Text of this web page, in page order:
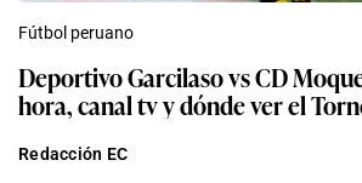
Fútbol peruano
Deportivo Garcilaso vs CD
hora, canal tv y dónde ver el
Redacción EC